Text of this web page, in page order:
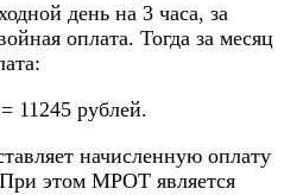
день на 3 часа, за
оплата. Тогда за месяц
11245 рублей.
начисленную оплату
этом МРОТ является